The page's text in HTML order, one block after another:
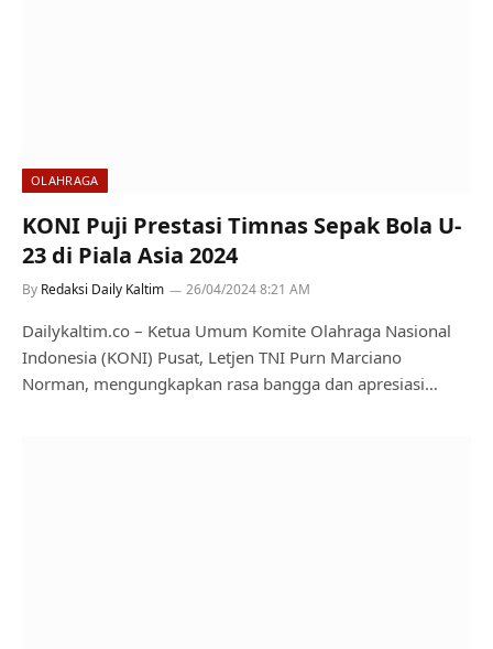
OLAHRAGA
KONI Puji Prestasi Timnas Sepak Bola U-
23 di Piala Asia 2024
By Redaksi Daily Kaltim 26/04/2024 8:21 AM
Dailykaltim.co – Ketua Umum Komite Olahraga Nasional
Indonesia (KONI) Pusat, Letjen TNI Purn Marciano
Norman, mengungkapkan rasa bangga dan apresiasi…